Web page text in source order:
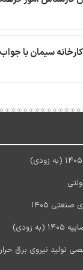
سیمان با
1405
زودی)
برق حرارتی 1405 (استخدام